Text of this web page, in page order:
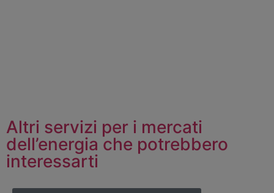
Altri servizi per i mercati
dell’energia che potrebbero
interessarti